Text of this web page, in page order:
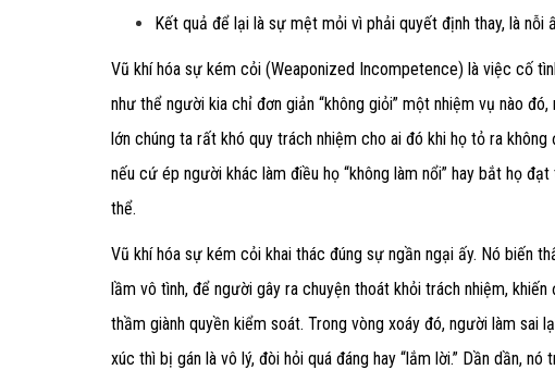
Kết quả để lại là sự mệt mỏi vì phải quyết định thay, là
Vũ khí hóa sự kém cỏi (Weaponized Incompetence) là việc cố
như thể người kia chỉ đơn giản “không giỏi” một nhiệm vụ nào
lớn chúng ta rất khó quy trách nhiệm cho ai đó khi họ tỏ ra
nếu cứ ép người khác làm điều họ “không làm nổi” hay bắt họ
thể.
Vũ khí hóa sự kém cỏi khai thác đúng sự ngần ngại ấy. Nó biến
lầm vô tình, để người gây ra chuyện thoát khỏi trách nhiệm,
thầm giành quyền kiểm soát. Trong vòng xoáy đó, người làm sai
xúc thì bị gán là vô lý, đòi hỏi quá đáng hay “lắm lời.” Dần dần,